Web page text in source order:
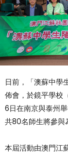
日前，「澳蘇中學
佈會，於鏡平學校
6日在南京與泰州
共80名師生將參與
本屆活動由澳門江